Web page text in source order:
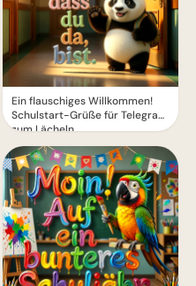
Ein flauschiges Willkommen!
Schulstart-Grüße für Telegram
zum Lächeln